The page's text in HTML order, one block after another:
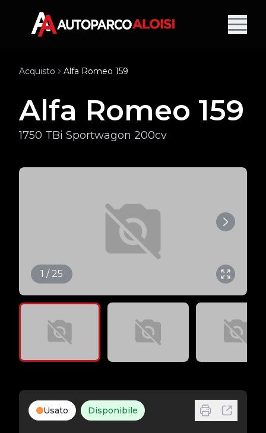
Acquisto Alfa Romeo 159
Alfa Romeo 159
1750 TBi Sportwagon 200cv
1 / 25
Usato Disponibile